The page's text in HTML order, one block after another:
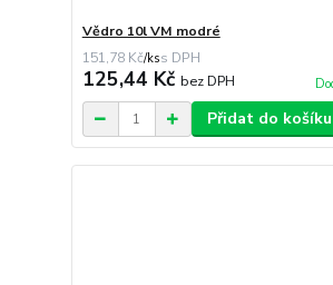
Vědro 10l VM modré
151,78 Kč/ks
125,44 Kč bez DPH
Přidat do košíku